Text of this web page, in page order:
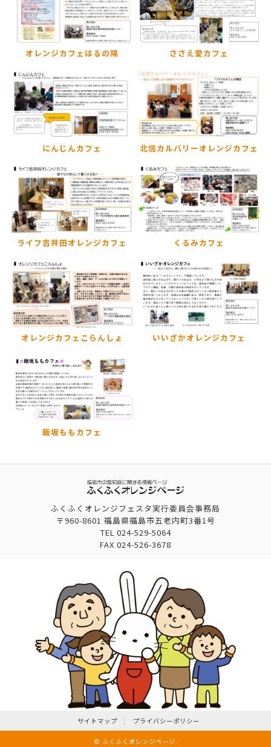
オレンジカフェはるの陽 ささえ愛カフェ
にんじんカフェ 北信カルバリーオレンジカフェ
ライフ吉井田オレンジカフェ くるみカフェ
オレンジカフェこらんしょ いいざかオレンジカフェ
飯坂ももカフェ
ふくふくオレンジフェスタ実行委員会事務局
〒960-8601 福島県福島市五老内町3番1号
TEL 024-529-5064
FAX 024-526-3678
サイトマップ プライバシーポリシー
© ふくふくオレンジページ.